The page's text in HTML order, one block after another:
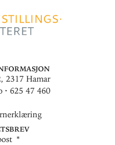
2317 Hamar
· 625 47 460